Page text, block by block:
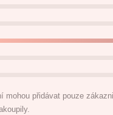
mohou přidávat pouze